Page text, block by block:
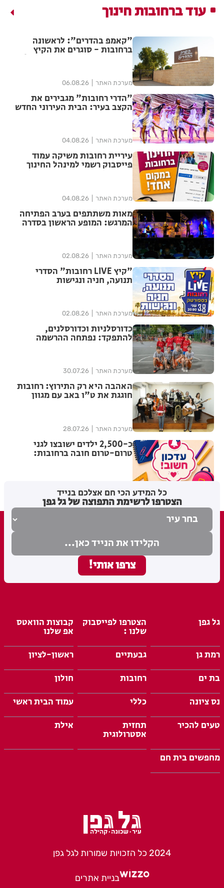
עוד ברחובות חינוך
"קאמפ בהדרים": לראשונה
ברחובות - סוגרים את הקיץ
בקמפינג עירוני לכל המשפחה!
מערכת האתר 06.08.26
"הדרי רחובות" מגבירים את
הקצב בעיר: הבית העירוני החדש
מערכת האתר 04.08.26
עיריית רחובות משיקה עמוד
פייסבוק רשמי למינהל החינוך
מערכת האתר 04.08.26
מאות משתתפים בערב הפתיחה
המרגש: המופע הראשון בסדרה
מערכת האתר 02.08.26
"קיץ LIVE רחובות" הסדרי
תנועה, חניה ונגישות
מערכת האתר 02.08.26
כדורסלניות וכדורסלנים,
להתפקד: נפתחה ההרשמה
מערכת האתר 30.07.26
האהבה היא רק התירוץ: רחובות
חוגגת את ט"ו באב עם מגוון
מערכת האתר 28.07.26
כ-2,500 ילדים ישובצו לגני
טרום-טרום חובה ברחובות:
כל המידע הכי חם אצלכם בנייד
הצטרפו לרשימת התפוצה של גל גפן
גל גפן הצטרפו לפייסבוק
שלנו :
קבוצות הוואטס
אפ שלנו
רמת גן
גבעתיים
ראשון-לציון
בת ים
רחובות
חולון
נס ציונה
כללי
עמוד הבית ראשי
טעים להכיר
תחזית
אסטרולוגית
אילת
מחפשים בית חם
2024 כל הזכויות שמורות לגל גפן
בניית אתרים